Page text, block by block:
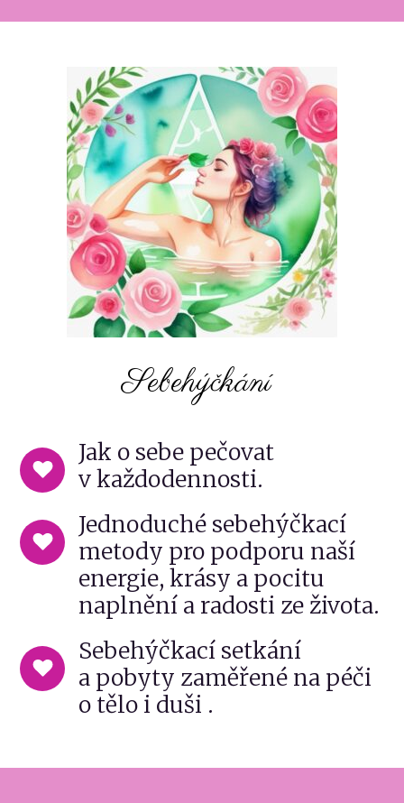
Sebehýčkání
Jak o sebe pečovat
v každodennosti.
Jednoduché sebehýčkací
metody pro podporu naší
energie, krásy a pocitu
naplnění a radosti ze života.
Sebehýčkací setkání
a pobyty zaměřené na péči
o tělo i duši .